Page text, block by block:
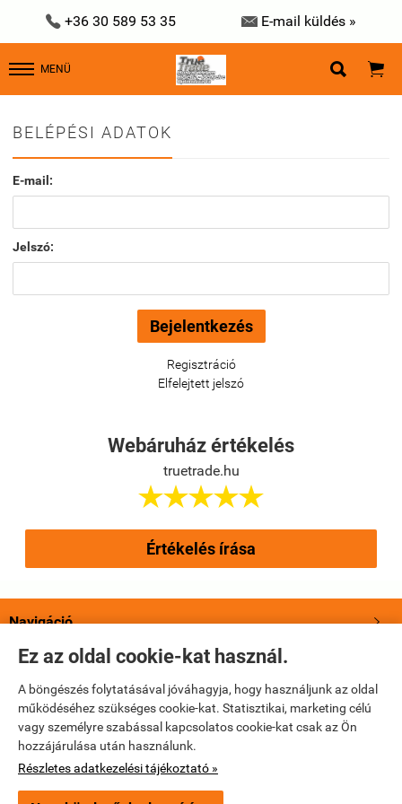
Ez az oldal cookie-kat használ.
A böngészés folytatásával jóváhagyja, hogy használjunk az oldal
működéséhez szükséges cookie-kat. Statisztikai, marketing célú
vagy személyre szabással kapcsolatos cookie-kat csak az Ön
hozzájárulása után használunk.
Részletes adatkezelési tájékoztató »
 +36 30 589 53 35  E-mail küldés »
MENÜ  
BELÉPÉSI ADATOK
E-mail:
Jelszó:
Regisztráció
Elfelejtett jelszó
Webáruház értékelés
truetrade.hu

Értékelés írása
Navigáció 
Saját fiók
Bemutatkozás
Elérhetőségek